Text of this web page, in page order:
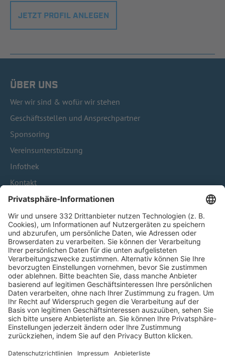
JETZT PROFIL ANLEGEN
ÜBER UNS
Wer wir sind & wofür wir stehen
Geschäftsstellen und Ansprechpartner
Sponsoring
Vereinsunterstützung
Infothek
Kontakt
HÄUFIG BESUCHTE SEITEN
Pässe und Vereinswechsel
Trainerausbildung
Schulungsangebot Vereinsmitarbeiter
BFV-Geschäftsstellen
Trainerbörse
Login SpielPlus
FOLGE DEM BFV